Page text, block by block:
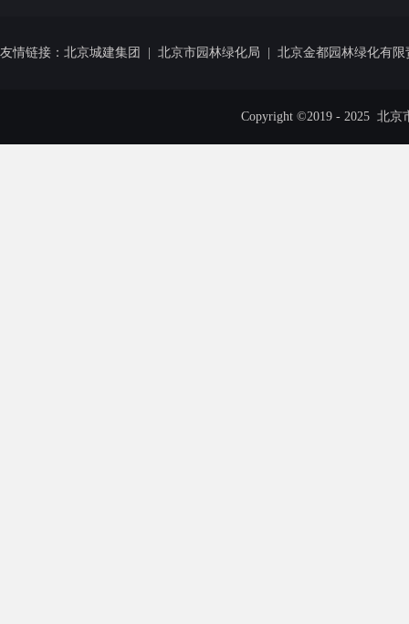
友情链接： 北京城建集团 | 北京市园林绿化局 | 北京金都园林绿化有限
Copyright ©2019 - 2025 北京